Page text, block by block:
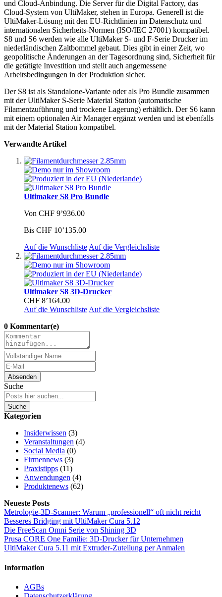
und Cloud-Anbindung. Die Server für die Digital Factory, das
Cloud-System von UltiMaker, stehen in Europa. Generell ist die
UltiMaker-Lösung mit den EU-Richtlinien im Datenschutz und
internationalen Sicherheits-Normen (ISO/IEC 27001) kompatibel.
S8 und S6 werden wie alle UltiMaker S- und F-Serie Drucker im
niederländischen Zaltbommel gebaut. Dies gibt in einer Zeit, wo
geopolitische Änderungen an der Tagesordnung sind, Sicherheit für
die getätigte Investition und stellt auch angemessene
Arbeitsbedingungen in der Produktion sicher.
Der S8 ist als Standalone-Variante oder als Pro Bundle zusammen
mit der UltiMaker S-Serie Material Station (automatische
Filamentzuführung und trockene Lagerung) erhältlich. Der S6 kann
mit einem optionalen Air Manager ergänzt werden und ist ebenfalls
mit der Material Station kompatibel.
Verwandte Artikel
Ultimaker S8 Pro Bundle
Von CHF 9’936.00
Bis CHF 10’135.00
Auf die WunschlisteAuf die Vergleichsliste
Ultimaker S8 3D-Drucker
CHF 8’164.00
Auf die WunschlisteAuf die Vergleichsliste
0 Kommentar(e)
Absenden
Suche
Suche
Kategorien
Insiderwissen (3)
Veranstaltungen (4)
Social Media (0)
Firmennews (3)
Praxistipps (11)
Anwendungen (4)
Produktenews (62)
Neueste Posts
Metrologie-3D-Scanner: Warum „professionell“ oft nicht reicht
Besseres Bridging mit UltiMaker Cura 5.12
Die FreeScan Omni Serie von Shining 3D
Prusa CORE One Familie: 3D-Drucker für Unternehmen
UltiMaker Cura 5.11 mit Extruder-Zuteilung per Anmalen
Information
AGBs